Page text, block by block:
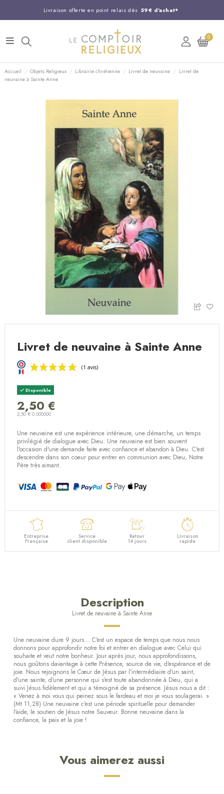
Livraison offerte en point relais dès 59€ d'achat*
Entreprise Française familiale
Support client disponible au 03 20 24 74 15
Commandez avant 14H, expédition le jour même !
0
Accueil Objets Religieux Librairie chrétienne Livret de neuvaine
Livret de
neuvaine à Sainte Anne
Livret de neuvaine à Sainte Anne
(1 avis)
Disponible
2,50 €
2,50 € 0.000000
Une neuvaine est une expérience intérieure, une démarche, un temps
privilégié de dialogue avec Dieu. Une neuvaine est bien souvent
l'occasion d'une demande faite avec confiance et abandon à Dieu. C'est
descendre dans son coeur pour entrer en communion avec Dieu, Notre
Père très aimant.
Entreprise
Française
Service
client disponible
Retour
14 jours
Livraison
rapide
Description
Livret de neuvaine à Sainte Anne
Une neuvaine dure 9 jours... C'est un espace de temps que nous nous
donnons pour approfondir notre foi et entrer en dialogue avec Celui qui
souhaite et veut notre bonheur. Jour après jour, nous approfondissons,
nous goûtons davantage à cette Présence, source de vie, d'espérance et de
joie. Nous rejoignons le Cœur de Jésus par l'intermédiaire d'un saint,
d'une sainte, d'une personne qui s'est toute abandonnée à Dieu, qui a
suivi Jésus fidèlement et qui a témoigné de sa présence. Jésus nous a dit :
« Venez à moi vous qui peinez sous le fardeau et moi je vous soulagerai. »
(Mt 11,28) Une neuvaine c'est une période spirituelle pour demander
l'aide, le soutien de Jésus notre Sauveur. Bonne neuvaine dans la
confiance, la paix et la joie !
Vous aimerez aussi